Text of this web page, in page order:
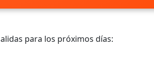
para los próximos días: